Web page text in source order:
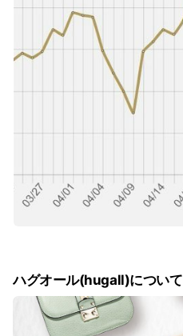
ハグオール(hugall)について